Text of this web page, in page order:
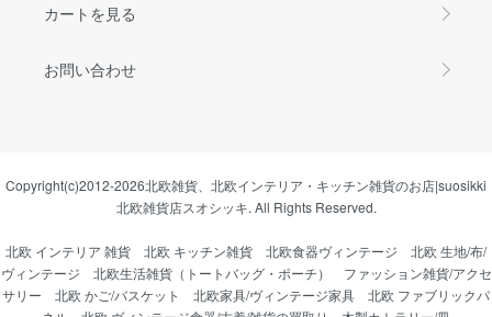
カートを見る
お問い合わせ
Copyright(c)2012-2026北欧雑貨、北欧インテリア・キッチン雑貨のお店|suosikki
北欧雑貨店スオシッキ. All Rights Reserved.
北欧 インテリア 雑貨 北欧 キッチン雑貨 北欧食器ヴィンテージ
北欧 生地/布/
ヴィンテージ
北欧生活雑貨（トートバッグ・ポーチ）
ファッション雑貨/アクセ
サリー
北欧 かご/バスケット 北欧家具/ヴィンテージ家具
北欧 ファブリックパ